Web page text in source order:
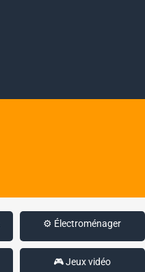
⚙️ Électroménager
🎮 Jeux vidéo